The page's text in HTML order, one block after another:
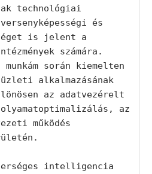
technológiai
és
is jelent a
számára.
során kiemelten
alkalmazásának
az adatvezérelt
az
működés
intelligencia